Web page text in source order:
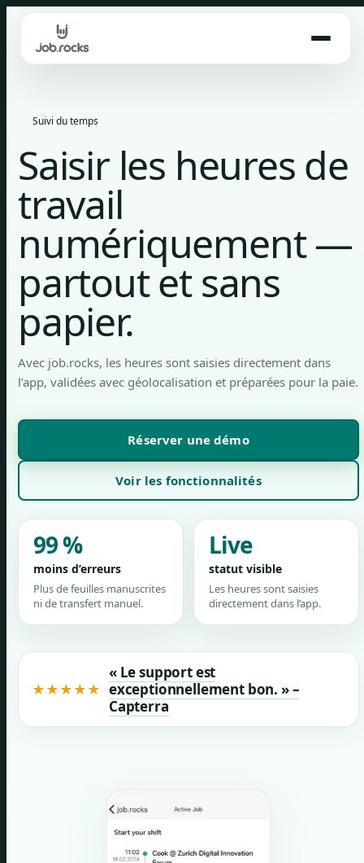
content
Suivi du temps
Saisir les heures de
travail
numériquement —
partout et sans
papier.
Avec job.rocks, les heures sont saisies directement dans
l’app, validées avec géolocalisation et préparées pour la paie.
Réserver une démo
Voir les fonctionnalités
99 %
moins d’erreurs
Plus de feuilles manuscrites
ni de transfert manuel.
Live
statut visible
Les heures sont saisies
directement dans l’app.
★★★★★
« Le support est
exceptionnellement bon. » –
Capterra